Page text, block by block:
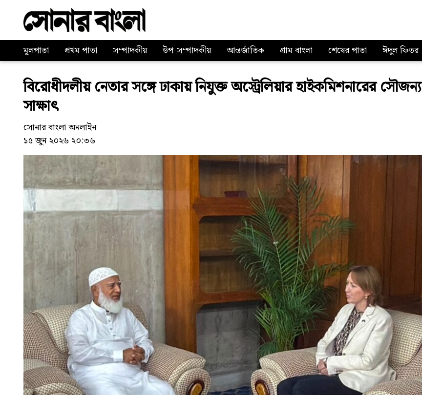
মূলপাতা প্রথম পাতা সম্পাদকীয় উপ-সম্পাদকীয় আন্তর্জাতিক গ্রাম বাংলা শেষের পাতা ঈদুল ফিতর
বিরোধীদলীয় নেতার সঙ্গে ঢাকায় নিযুক্ত অস্ট্রেলিয়ার হাইকমিশনারের সৌজন্য
সাক্ষাৎ
সোনার বাংলা অনলাইন
১৫ জুন ২০২৬ ২০:৩৬